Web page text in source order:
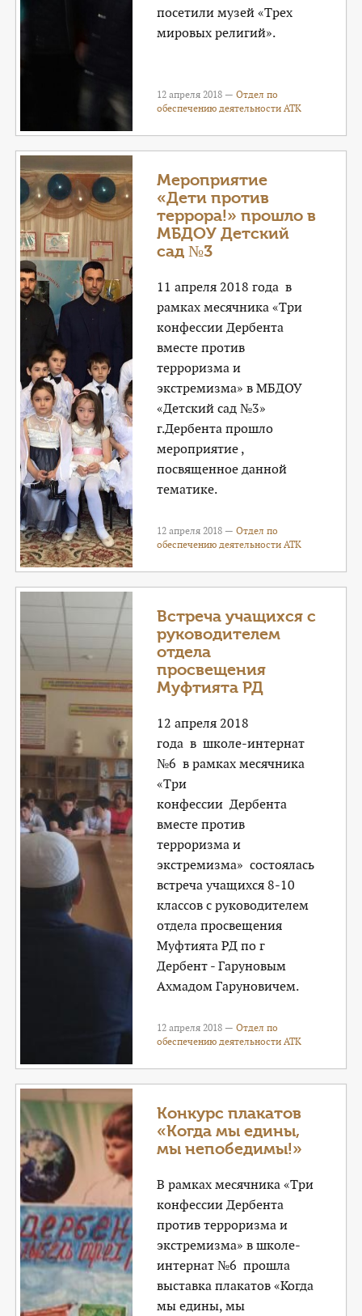
посетили музей «Трех
мировых религий».
12 апреля 2018 —Отдел по
обеспечению деятельности АТК
Мероприятие
«Дети против
террора!» прошло в
МБДОУ Детский
сад №3
11 апреля 2018 года в
рамках месячника «Три
конфессии Дербента
вместе против
терроризма и
экстремизма» в МБДОУ
«Детский сад №3»
г.Дербента прошло
мероприятие ,
посвященное данной
тематике.
12 апреля 2018 —Отдел по
обеспечению деятельности АТК
Встреча учащихся с
руководителем
отдела
просвещения
Муфтията РД
12 апреля 2018
года в школе-интернат
№6 в рамках месячника
«Три
конфессии Дербента
вместе против
терроризма и
экстремизма» состоялась
встреча учащихся 8-10
классов с руководителем
отдела просвещения
Муфтията РД по г
Дербент - Гаруновым
Ахмадом Гаруновичем.
12 апреля 2018 —Отдел по
обеспечению деятельности АТК
Конкурс плакатов
«Когда мы едины,
мы непобедимы!»
В рамках месячника «Три
конфессии Дербента
против терроризма и
экстремизма» в школе-
интернат №6 прошла
выставка плакатов «Когда
мы едины, мы